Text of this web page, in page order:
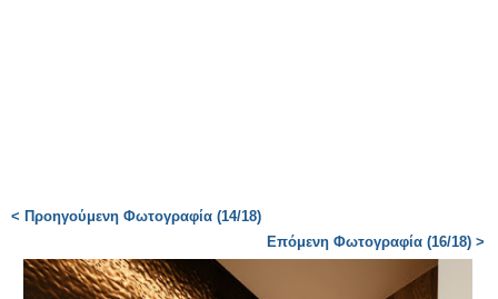
< Προηγούμενη Φωτογραφία (14/18)
Επόμενη Φωτογραφία (16/18) >